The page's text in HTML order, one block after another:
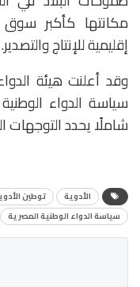
مكانتها كأكبر
إقليمية للإنتاج والتصدير.
سياسة الدواء الوطنية
شاملًا يحدد التوجهات
الأدوية توطين
سياسة الدواء الوطنية المصرية